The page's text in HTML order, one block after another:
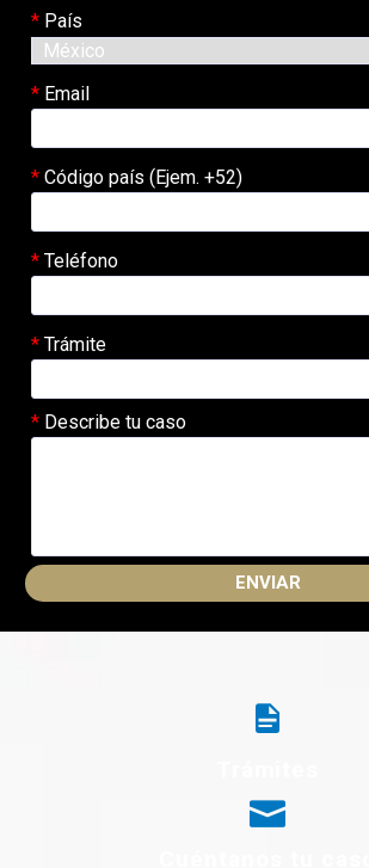
País
Email
Código país (Ejem. +52)
Teléfono
Trámite
Describe tu caso